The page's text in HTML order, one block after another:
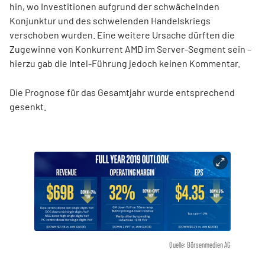
hin, wo Investitionen aufgrund der schwächelnden
Konjunktur und des schwelenden Handelskriegs
verschoben wurden. Eine weitere Ursache dürften die
Zugewinne von Konkurrent AMD im Server-Segment sein –
hierzu gab die Intel-Führung jedoch keinen Kommentar.
Die Prognose für das Gesamtjahr wurde entsprechend
gesenkt.
Quelle: Börsenmedien AG